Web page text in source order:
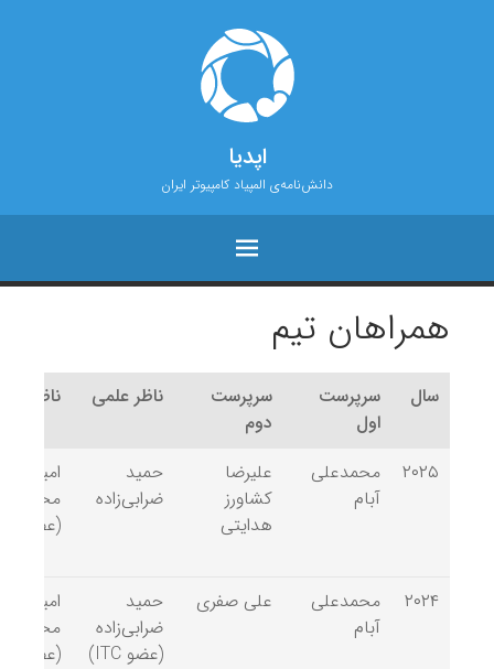
اپدیا
دانش‌نامه‌ی المپیاد کامپیوتر ایران
همراهان تیم
سال
سرپرست
اول
سرپرست
دوم
ناظر علمی ناظر
۲۰۲۵
محمدعلی
آبام
علیرضا
کشاورز
هدایتی
حمید
ضرابی‌زاده
امیرکیوان
(عضو ITC)
۲۰۲۴
محمدعلی
آبام
علی صفری
حمید
ضرابی‌زاده
(عضو ITC)
امیرکیوان
(عضو ITC)